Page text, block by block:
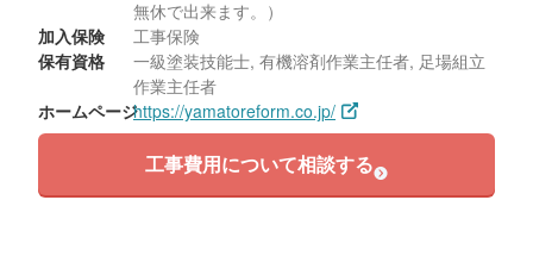
無休で出来ます。）
加入保険
工事保険
保有資格
一級塗装技能士, 有機溶剤作業主任者, 足場組立
作業主任者
ホームページhttps://yamatoreform.co.jp/
工事費用について相談する